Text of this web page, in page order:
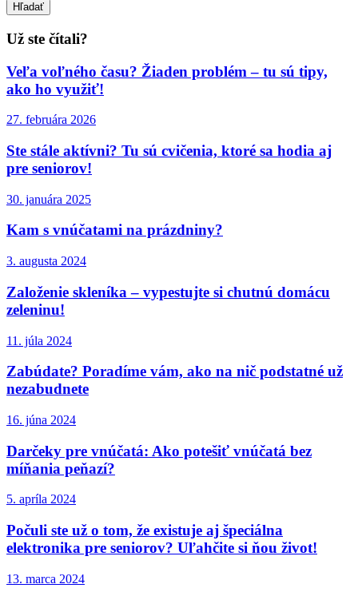
Hľadať
Už ste čítali?
Veľa voľného času? Žiaden problém – tu sú tipy,
ako ho využiť!
27. februára 2026
Ste stále aktívni? Tu sú cvičenia, ktoré sa hodia aj
pre seniorov!
30. januára 2025
Kam s vnúčatami na prázdniny?
3. augusta 2024
Založenie skleníka – vypestujte si chutnú domácu
zeleninu!
11. júla 2024
Zabúdate? Poradíme vám, ako na nič podstatné už
nezabudnete
16. júna 2024
Darčeky pre vnúčatá: Ako potešiť vnúčatá bez
míňania peňazí?
5. apríla 2024
Počuli ste už o tom, že existuje aj špeciálna
elektronika pre seniorov? Uľahčite si ňou život!
13. marca 2024